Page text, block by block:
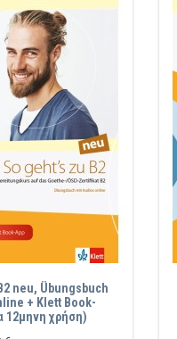
neu, Übungsbuch
+ Klett Book-
12μηνη χρήση)